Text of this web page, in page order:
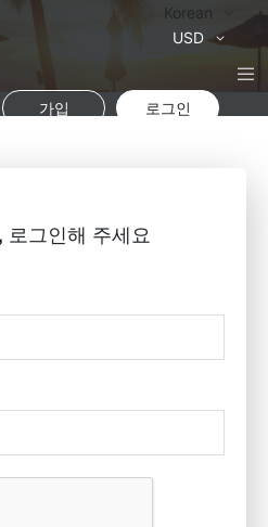
Language
Korean
USD
가입 로그인
로그인해 주세요